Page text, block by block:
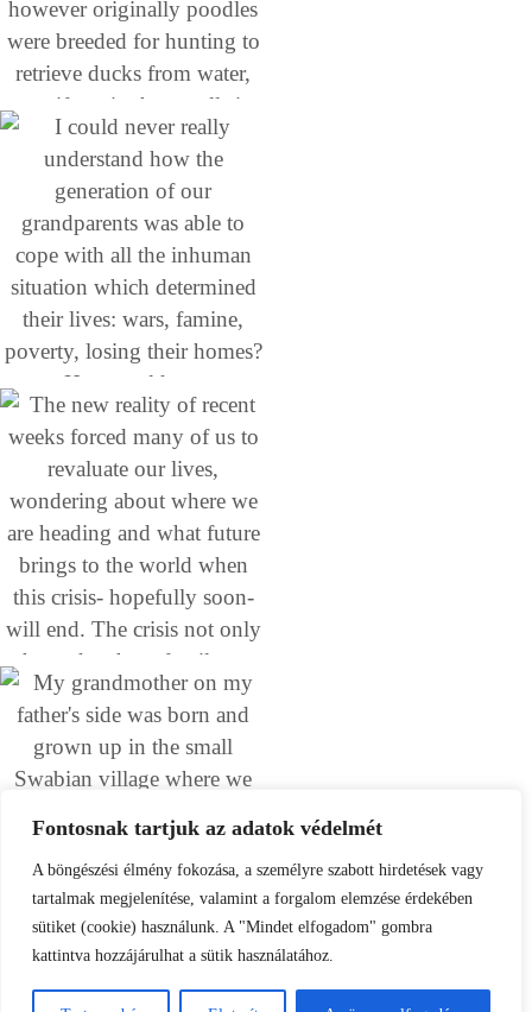
Fontosnak tartjuk az adatok védelmét
A böngészési élmény fokozása, a személyre szabott hirdetések vagy
tartalmak megjelenítése, valamint a forgalom elemzése érdekében
sütiket (cookie) használunk. A "Mindet elfogadom" gombra
kattintva hozzájárulhat a sütik használatához.